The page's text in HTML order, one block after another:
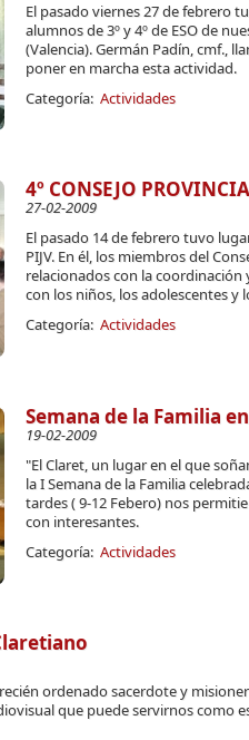
El pasado viernes 27 de febrero
alumnos de 3º y 4º de ESO de
(Valencia). Germán Padín, cmf.,
poner en marcha esta actividad.
Categoría: Actividades
4º CONSEJO
27-02-2009
El pasado 14 de febrero tuvo
PIJV. En él, los miembros del
relacionados con la
con los niños, los adolescentes y
Categoría: Actividades
Semana de la Familia
19-02-2009
"El Claret, un lugar en el que
la I Semana de la Familia
tardes ( 9-12 Febero) nos
con interesantes.
Categoría: Actividades
ordenado sacerdote y
que puede servirnos como